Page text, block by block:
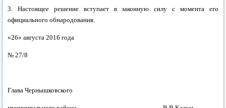
3. Настоящее решение вступает в законную силу с момента его
официальногообнародования.
«26» августа2016 года
№ 27/8
Глава Чернышковского